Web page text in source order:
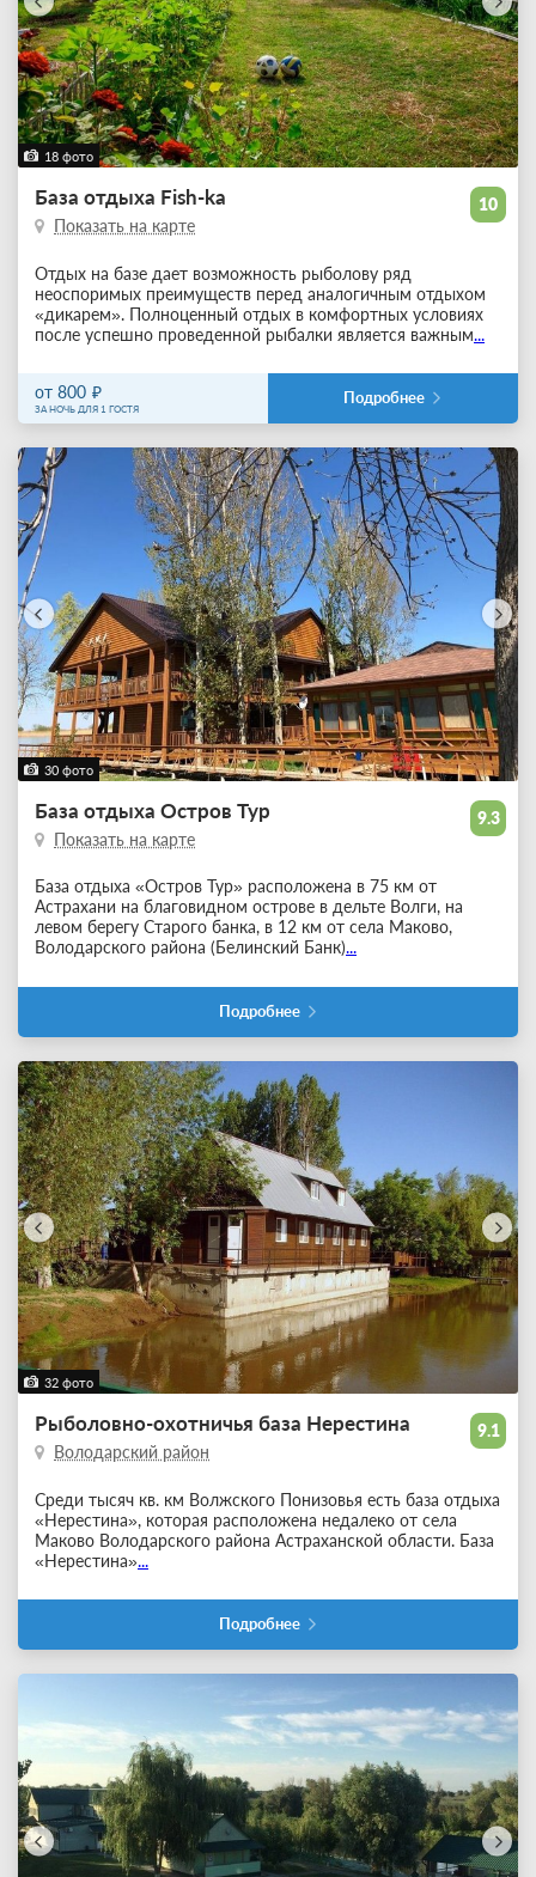
18 фото
10
База отдыха Fish-ka
Показать на карте
Отдых на базе дает возможность рыболову ряд
неоспоримых преимуществ перед аналогичным отдыхом
«дикарем». Полноценный отдых в комфортных условиях
после успешно проведенной рыбалки является важным...
от 800
ЗА НОЧЬ ДЛЯ 1 ГОСТЯ
Подробнее
30 фото
9.3
База отдыха Остров Тур
Показать на карте
База отдыха «Остров Тур» расположена в 75 км от
Астрахани на благовидном острове в дельте Волги, на
левом берегу Старого банка, в 12 км от села Маково,
Володарского района (Белинский Банк)...
Подробнее
32 фото
9.1
Рыболовно-охотничья база Нерестина
Володарский район
Среди тысяч кв. км Волжского Понизовья есть база отдыха
«Нерестина», которая расположена недалеко от села
Маково Володарского района Астраханской области. База
«Нерестина»...
Подробнее